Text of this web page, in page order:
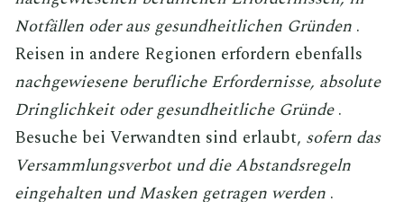
Notfällen oder aus gesundheitlichen Gründen .
Reisen in andere Regionen erfordern ebenfalls
nachgewiesene berufliche Erfordernisse, absolute
Dringlichkeit oder gesundheitliche Gründe.
Besuche bei Verwandten sind erlaubt, sofern das
Versammlungsverbot und die Abstandsregeln
eingehalten und Masken getragen werden .